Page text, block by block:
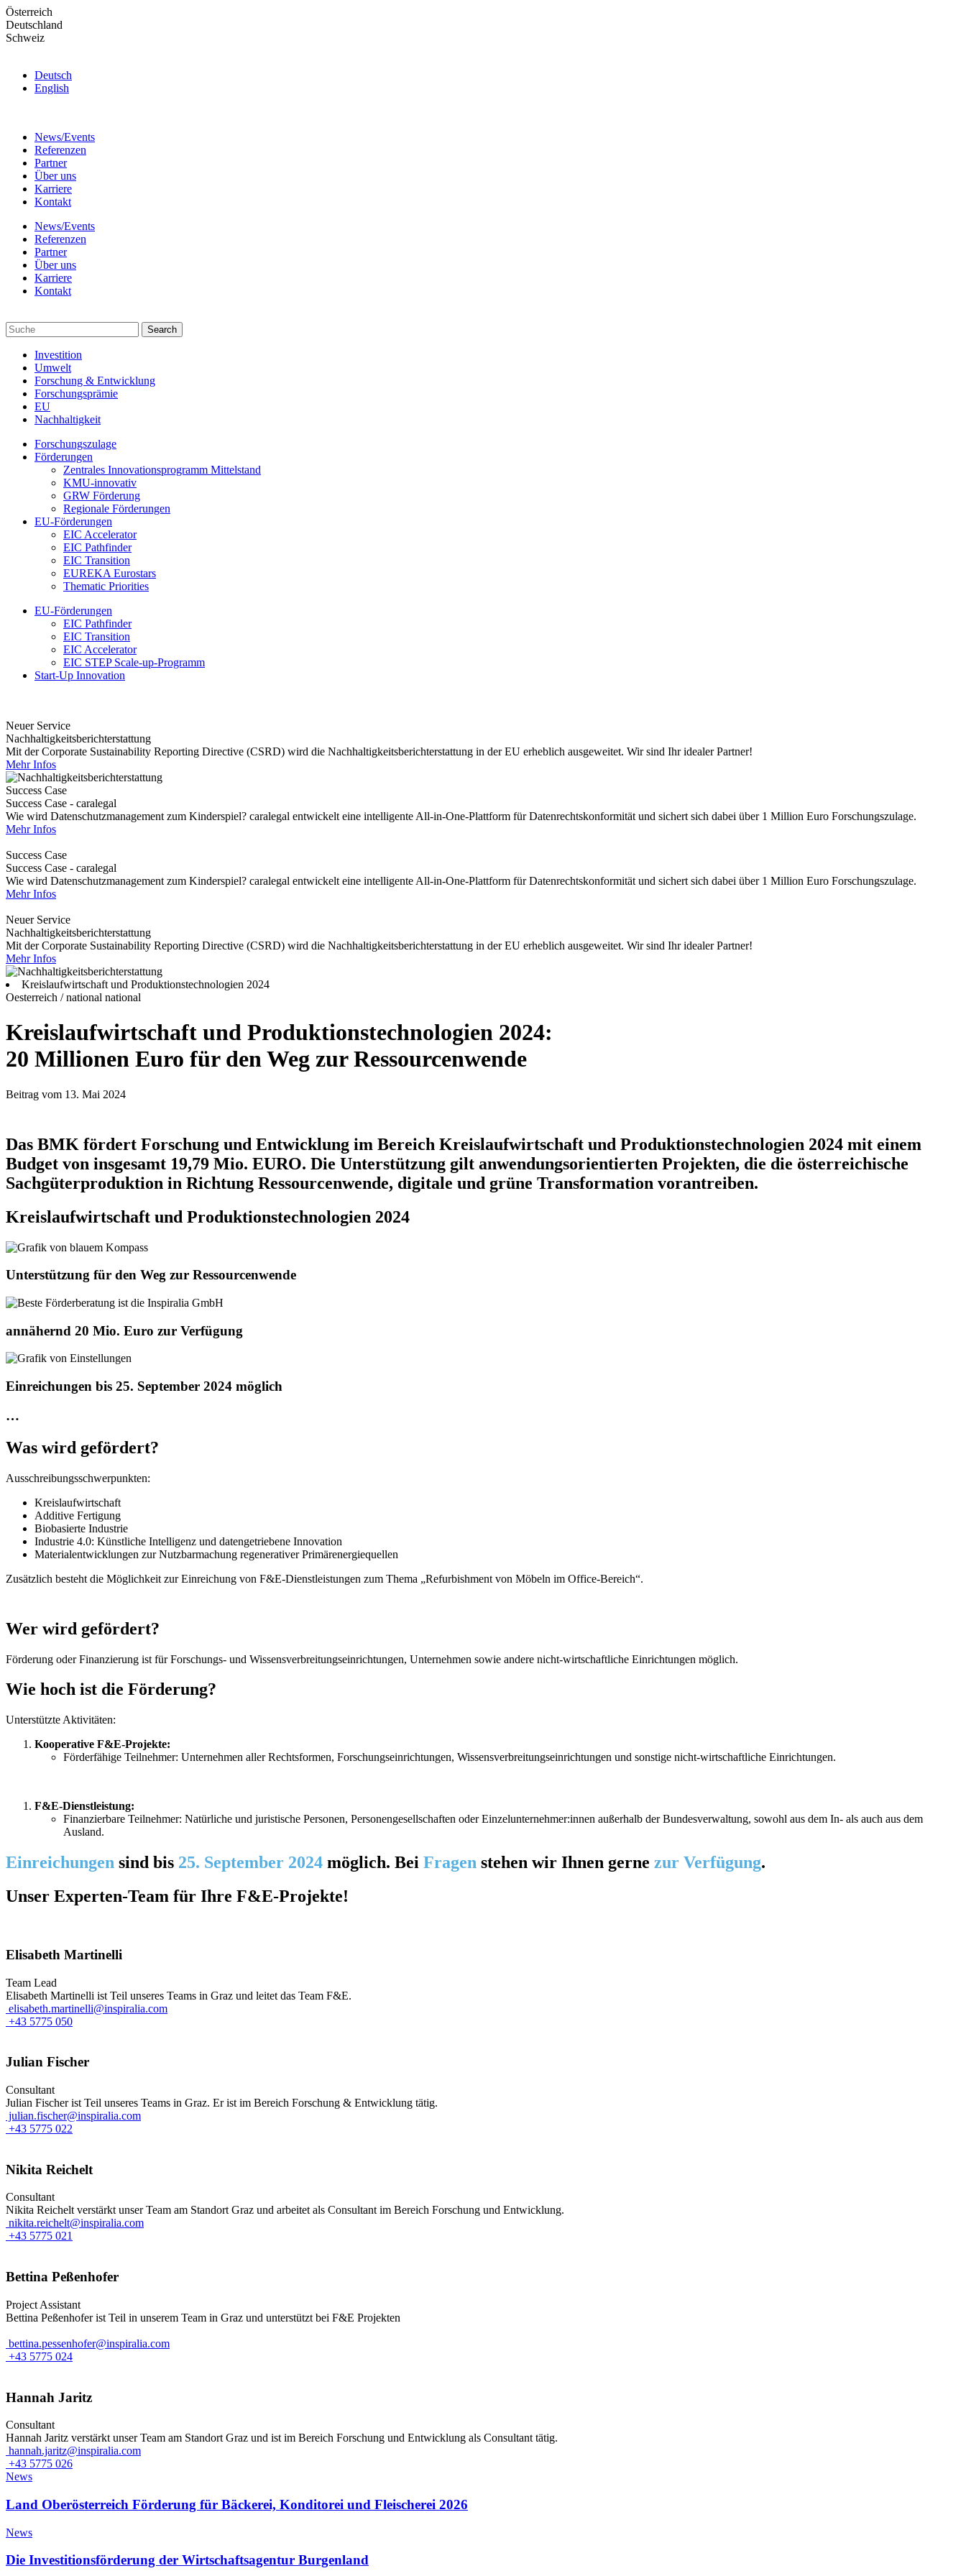
Skip
to
the
Österreich
Deutschland
Schweiz
Deutsch
English
News/Events
Referenzen
Partner
Über uns
Karriere
Kontakt
News/Events
Referenzen
Partner
Über uns
Karriere
Kontakt
Investition
Umwelt
Forschung & Entwicklung
Forschungsprämie
EU
Nachhaltigkeit
Forschungszulage
Förderungen
Zentrales Innovationsprogramm Mittelstand
KMU-innovativ
GRW Förderung
Regionale Förderungen
EU-Förderungen
EIC Accelerator
EIC Pathfinder
EIC Transition
EUREKA Eurostars
Thematic Priorities
EU-Förderungen
EIC Pathfinder
EIC Transition
EIC Accelerator
EIC STEP Scale-up-Programm
Start-Up Innovation
Neuer Service
Nachhaltigkeitsberichterstattung
Mit der Corporate Sustainability Reporting Directive (CSRD) wird die Nachhaltigkeitsberichterstattung in der EU erheblich ausgeweitet. Wir sind Ihr idealer Partner!
Mehr Infos
Success Case
Success Case - caralegal
Wie wird Datenschutzmanagement zum Kinderspiel? caralegal entwickelt eine intelligente All-in-One-Plattform für Datenrechtskonformität und sichert sich dabei über 1 Million Euro Forschungszulage.
Mehr Infos
Success Case
Success Case - caralegal
Wie wird Datenschutzmanagement zum Kinderspiel? caralegal entwickelt eine intelligente All-in-One-Plattform für Datenrechtskonformität und sichert sich dabei über 1 Million Euro Forschungszulage.
Mehr Infos
Neuer Service
Nachhaltigkeitsberichterstattung
Mit der Corporate Sustainability Reporting Directive (CSRD) wird die Nachhaltigkeitsberichterstattung in der EU erheblich ausgeweitet. Wir sind Ihr idealer Partner!
Mehr Infos
Kreislaufwirtschaft und Produktionstechnologien 2024
Oesterreich / national national
Kreislaufwirtschaft und Produktionstechnologien 2024:
20 Millionen Euro für den Weg zur Ressourcenwende
Beitrag vom 13. Mai 2024
Das BMK fördert Forschung und Entwicklung im Bereich Kreislaufwirtschaft und Produktionstechnologien 2024 mit einem
Budget von insgesamt 19,79 Mio. EURO. Die Unterstützung gilt anwendungsorientierten Projekten, die die österreichische
Sachgüterproduktion in Richtung Ressourcenwende, digitale und grüne Transformation vorantreiben.
Kreislaufwirtschaft und Produktionstechnologien 2024
Unterstützung für den Weg zur Ressourcenwende
annähernd 20 Mio. Euro zur Verfügung
Einreichungen bis 25. September 2024 möglich
…
Was wird gefördert?
Ausschreibungsschwerpunkten:
Kreislaufwirtschaft
Additive Fertigung
Biobasierte Industrie
Industrie 4.0: Künstliche Intelligenz und datengetriebene Innovation
Materialentwicklungen zur Nutzbarmachung regenerativer Primärenergiequellen
Zusätzlich besteht die Möglichkeit zur Einreichung von F&E-Dienstleistungen zum Thema „Refurbishment von Möbeln im Office-Bereich“.
Wer wird gefördert?
Förderung oder Finanzierung ist für Forschungs- und Wissensverbreitungseinrichtungen, Unternehmen sowie andere nicht-wirtschaftliche Einrichtungen möglich.
Wie hoch ist die Förderung?
Unterstützte Aktivitäten:
Kooperative F&E-Projekte:
Förderfähige Teilnehmer: Unternehmen aller Rechtsformen, Forschungseinrichtungen, Wissensverbreitungseinrichtungen und sonstige nicht-wirtschaftliche Einrichtungen.
F&E-Dienstleistung:
Finanzierbare Teilnehmer: Natürliche und juristische Personen, Personengesellschaften oder Einzelunternehmer:innen außerhalb der Bundesverwaltung, sowohl aus dem In- als auch aus dem
Ausland.
Einreichungen sind bis 25. September 2024 möglich. Bei Fragen stehen wir Ihnen gerne zur Verfügung.
Unser Experten-Team für Ihre F&E-Projekte!
Elisabeth Martinelli
Team Lead
Elisabeth Martinelli ist Teil unseres Teams in Graz und leitet das Team F&E.
elisabeth.martinelli@inspiralia.com
+43 5775 050
Julian Fischer
Consultant
Julian Fischer ist Teil unseres Teams in Graz. Er ist im Bereich Forschung & Entwicklung tätig.
julian.fischer@inspiralia.com
+43 5775 022
Nikita Reichelt
Consultant
Nikita Reichelt verstärkt unser Team am Standort Graz und arbeitet als Consultant im Bereich Forschung und Entwicklung.
nikita.reichelt@inspiralia.com
+43 5775 021
Bettina Peßenhofer
Project Assistant
Bettina Peßenhofer ist Teil in unserem Team in Graz und unterstützt bei F&E Projekten
bettina.pessenhofer@inspiralia.com
+43 5775 024
Hannah Jaritz
Consultant
Hannah Jaritz verstärkt unser Team am Standort Graz und ist im Bereich Forschung und Entwicklung als Consultant tätig.
hannah.jaritz@inspiralia.com
+43 5775 026
News
Land Oberösterreich Förderung für Bäckerei, Konditorei und Fleischerei 2026
News
Die Investitionsförderung der Wirtschaftsagentur Burgenland